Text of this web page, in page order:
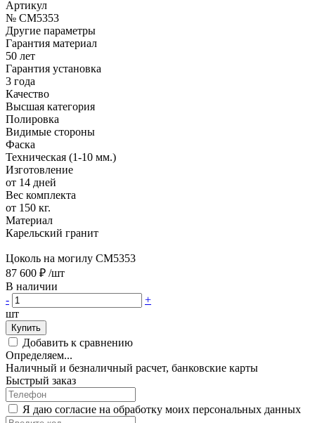
Артикул
№ CM5353
Другие параметры
Гарантия материал
50 лет
Гарантия установка
3 года
Качество
Высшая категория
Полировка
Видимые стороны
Фаска
Техническая (1-10 мм.)
Изготовление
от 14 дней
Вес комплекта
от 150 кг.
Материал
Карельский гранит
Цоколь на могилу CM5353
87 600 ₽ /шт
В наличии
-
+
шт
Купить
Добавить к сравнению
Определяем...
Наличный и безналичный расчет, банковские карты
Быстрый заказ
Я даю согласие на обработку моих персональных данных